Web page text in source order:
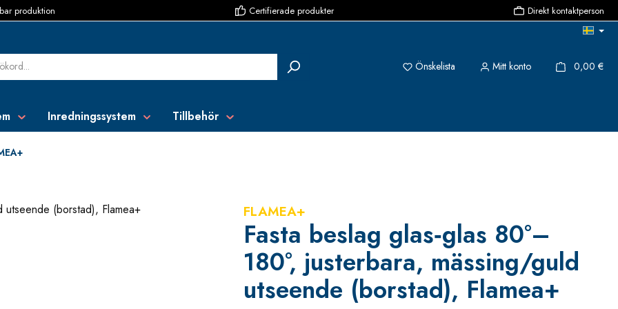
produktion Certifierade produkter Direkt kontaktperson
Önskelista Du har 0 objekt i önskelistan
Mitt konto 0,00 €
Inredningssystem Tillbehör
FLAMEA+
Fasta beslag glas‑glas 80°–
180°, justerbara, mässing/guld
utseende (borstad), Flamea+